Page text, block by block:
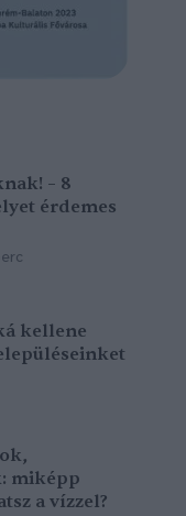
– 8
érdemes
kellene
miképp
a vízzel?